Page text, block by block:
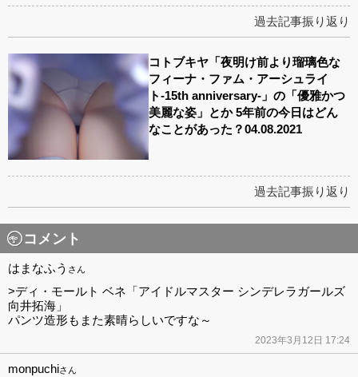
過去記事振り返り
コトブキヤ「夜明け前より瑠璃色な
フィーナ・ファム・アーシュライ
ト-15th anniversary-」の「優雅かつ
美麗な姿」とか 5年前の今日はどん
なことがあった？04.08.2021
過去記事振り返り
コメント
はまなふう さん
>ディ・モールト ベネ「アイドルマスター シンデレラガールズ
向井拓海」
パンツ造形もまた素晴らしいですな～
2023年3月12日 17:24
monpuchiさん